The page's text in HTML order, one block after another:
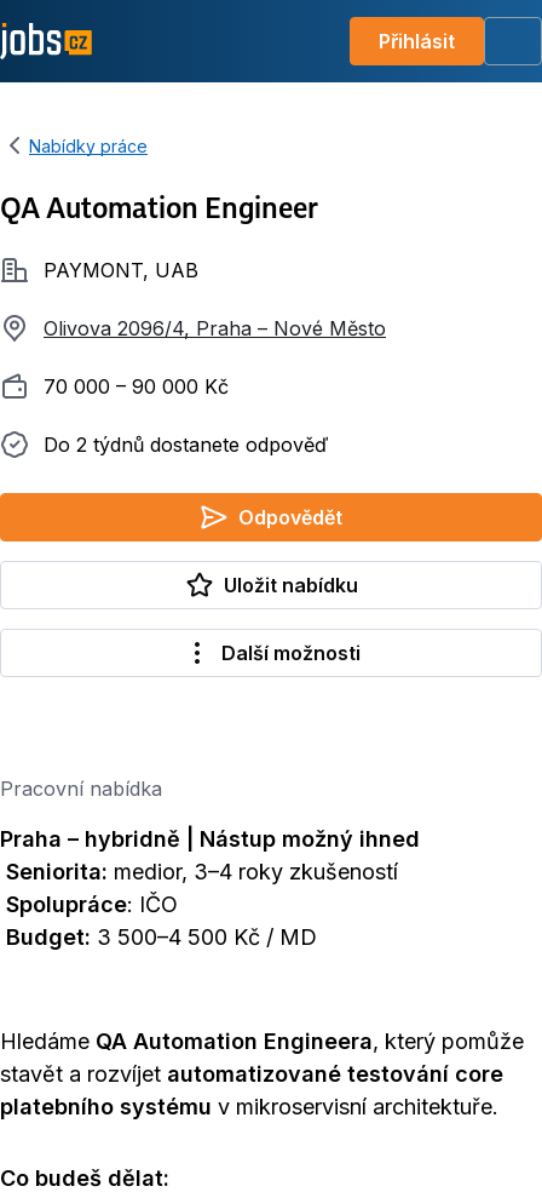
Přihlásit
Nabídky práce
QA Automation Engineer
SpolečnostPAYMONT, UAB
Olivova 2096/4, Praha – Nové Město
Plat 70 000 ‍–‍ 90 000 Kč
Do 2 týdnů dostanete odpověď
Do 2 týdnů dostanete odpověď
Odpovědět
Uložit nabídku
Další možnosti
Pracovní nabídka
Praha – hybridně | Nástup možný ihned
Seniorita: medior, 3–4 roky zkušeností
Spolupráce: IČO
Budget: 3 500–4 500 Kč / MD
Hledáme QA Automation Engineera, který pomůže
stavět a rozvíjet automatizované testování core
platebního systému v mikroservisní architektuře.
Co budeš dělat: